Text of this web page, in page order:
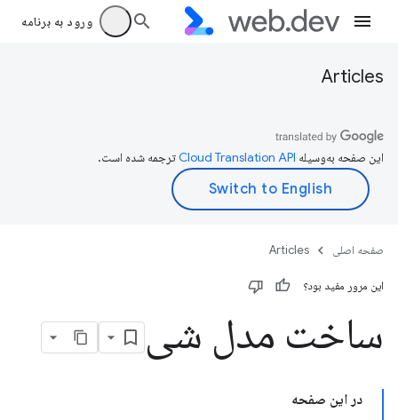
ورود به برنامه
Articles
این صفحه به‌وسیله ترجمه شده است.
صفحه اصلی Articles
این مرور مفید بود؟
ساخت مدل شی
در این صفحه